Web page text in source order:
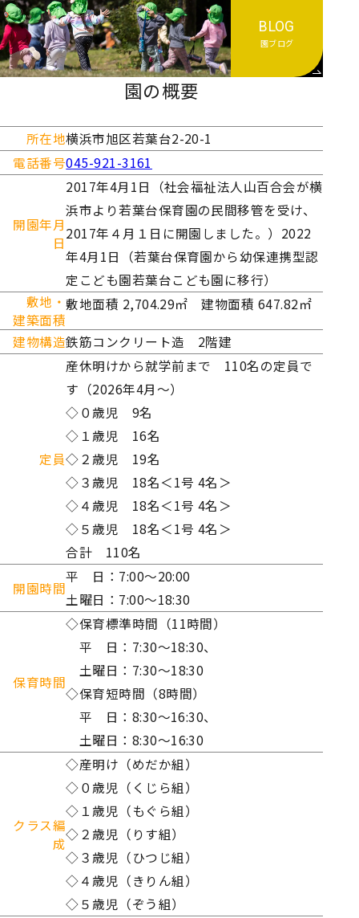
BLOG
園ブログ
園の概要
所在地横浜市旭区若葉台2-20-1
電話番号045-921-3161
開園年月
日
2017年4月1日（社会福祉法人山百合会が横
浜市より若葉台保育園の民間移管を受け、
2017年４月１日に開園しました。）2022
年4月1日（若葉台保育園から幼保連携型認
定こども園若葉台こども園に移行）
敷地・
建築面積
敷地面積 2,704.29㎡ 建物面積 647.82㎡
建物構造鉄筋コンクリート造 2階建
定員
産休明けから就学前まで 110名の定員で
す（2026年4月～）
◇０歳児 9名
◇１歳児 16名
◇２歳児 19名
◇３歳児 18名＜1号 4名＞
◇４歳児 18名＜1号 4名＞
◇５歳児 18名＜1号 4名＞
合計 110名
開園時間
平 日：7:00～20:00
土曜日：7:00～18:30
保育時間
◇保育標準時間（11時間）
平 日：7:30～18:30、
土曜日：7:30～18:30
◇保育短時間（8時間）
平 日：8:30～16:30、
土曜日：8:30～16:30
クラス編
成
◇産明け（めだか組）
◇０歳児（くじら組）
◇１歳児（もぐら組）
◇２歳児（りす組）
◇３歳児（ひつじ組）
◇４歳児（きりん組）
◇５歳児（ぞう組）